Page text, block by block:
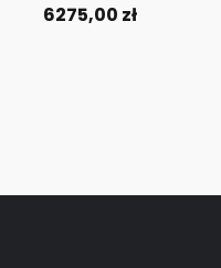
6275,00 zł